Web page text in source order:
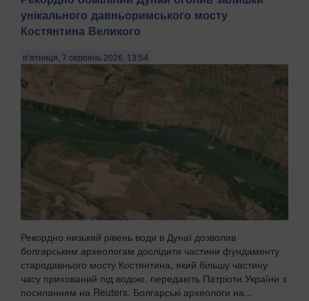
унікального давньоримського мосту
Костянтина Великого
п’ятниця, 7 серпень 2026, 13:54
Рекордно низький рівень води в Дунаї дозволив
болгарським археологам дослідити частини фундаменту
стародавнього мосту Костянтина, який більшу частину
часу прихований під водою, передають Патріоти України з
посиланням на Reuters. Болгарські археологи на...